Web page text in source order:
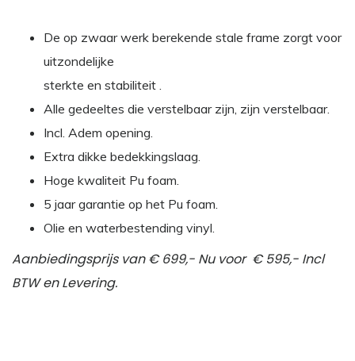
De op zwaar werk berekende stale frame zorgt voor
uitzondelijke
sterkte en stabiliteit .
Alle gedeeltes die verstelbaar zijn, zijn verstelbaar.
Incl. Adem opening.
Extra dikke bedekkingslaag.
Hoge kwaliteit Pu foam.
5 jaar garantie op het Pu foam.
Olie en waterbestending vinyl.
Aanbiedingsprijs van € 699,- Nu voor € 595,- Incl
BTW en Levering.